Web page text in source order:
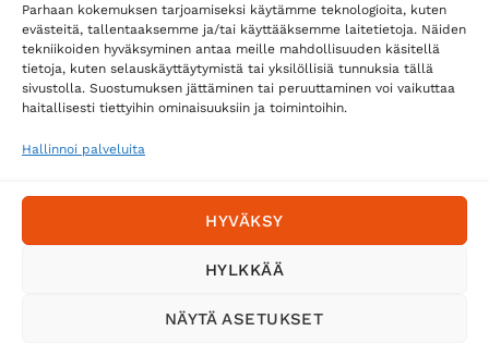
Parhaan kokemuksen tarjoamiseksi käytämme teknologioita, kuten
evästeitä, tallentaaksemme ja/tai käyttääksemme laitetietoja. Näiden
tekniikoiden hyväksyminen antaa meille mahdollisuuden käsitellä
tietoja, kuten selauskäyttäytymistä tai yksilöllisiä tunnuksia tällä
sivustolla. Suostumuksen jättäminen tai peruuttaminen voi vaikuttaa
haitallisesti tiettyihin ominaisuuksiin ja toimintoihin.
Hallinnoi palveluita
HYVÄKSY
HYLKKÄÄ
NÄYTÄ ASETUKSET
Toimitustavat
Posti
Matkahuolto
Tilaa uutiskirje ja saat erikoisalennuksia